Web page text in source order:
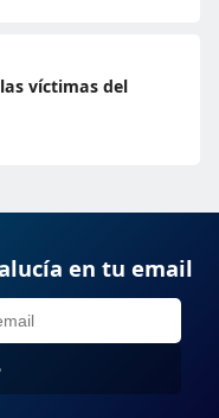
víctimas del
en tu email